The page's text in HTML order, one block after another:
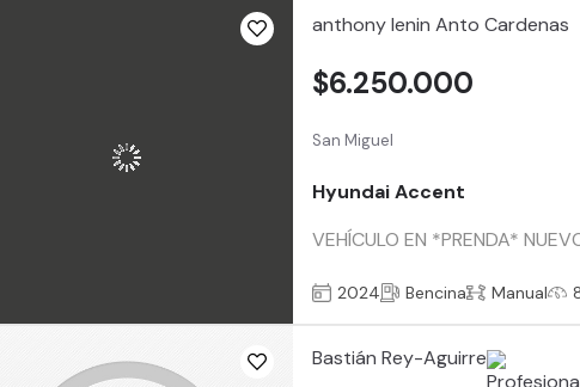
anthony lenin Anto Cardenas
San Miguel
Hyundai Accent
VEHÍCULO EN *PRENDA*
$6.250.000
2024 Bencina Manual
Bastián Rey-Aguirre